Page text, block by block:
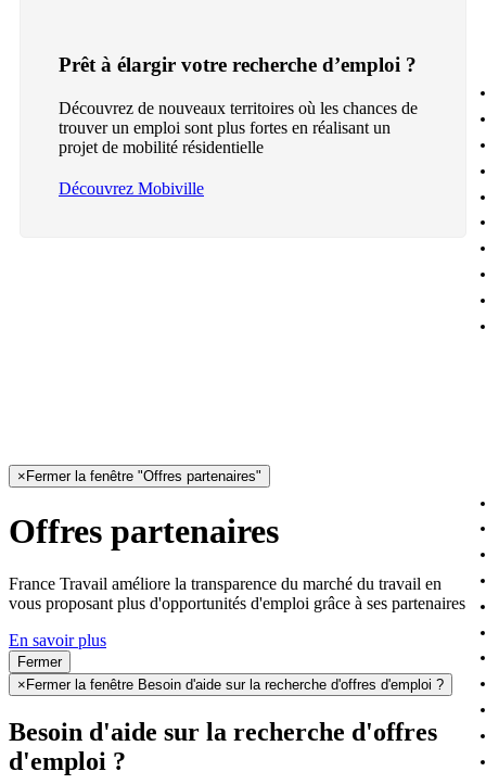
Prêt à élargir votre recherche d’emploi ?
Découvrez de nouveaux territoires où les chances de
trouver un emploi sont plus fortes en réalisant un
projet de mobilité résidentielle
Découvrez Mobiville
× Fermer la fenêtre "Offres partenaires"
Offres partenaires
France Travail améliore la transparence du marché du travail en
vous proposant plus d'opportunités d'emploi grâce à ses partenaires
En savoir plus
Fermer
× Fermer la fenêtre Besoin d'aide sur la recherche d'offres d'emploi ?
Besoin d'aide sur la recherche d'offres
d'emploi ?